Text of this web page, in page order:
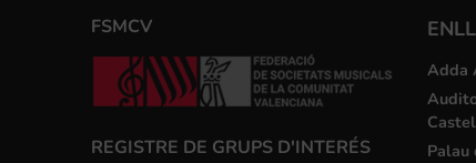
FSMCV
REGISTRE DE GRUPS D'INTERÉS
Adda
Palau